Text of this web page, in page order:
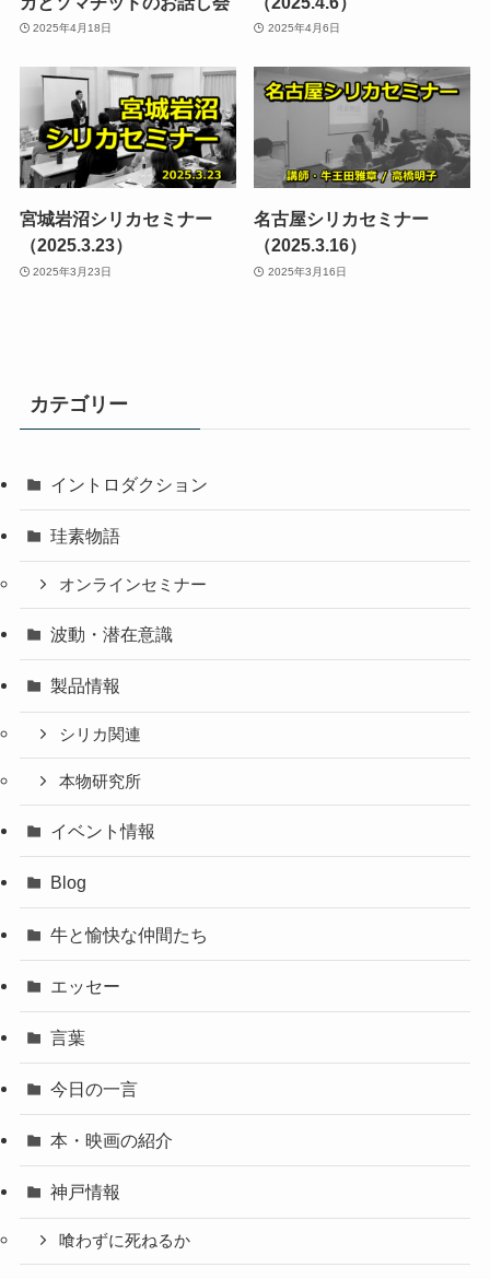
2025年4月18日 2025年4月6日
宮城岩沼シリカセミナー
（2025.3.23）
2025年3月23日
名古屋シリカセミナー
（2025.3.16）
2025年3月16日
カテゴリー
イントロダクション
珪素物語
オンラインセミナー
波動・潜在意識
製品情報
シリカ関連
本物研究所
イベント情報
Blog
牛と愉快な仲間たち
エッセー
言葉
今日の一言
本・映画の紹介
神戸情報
喰わずに死ねるか